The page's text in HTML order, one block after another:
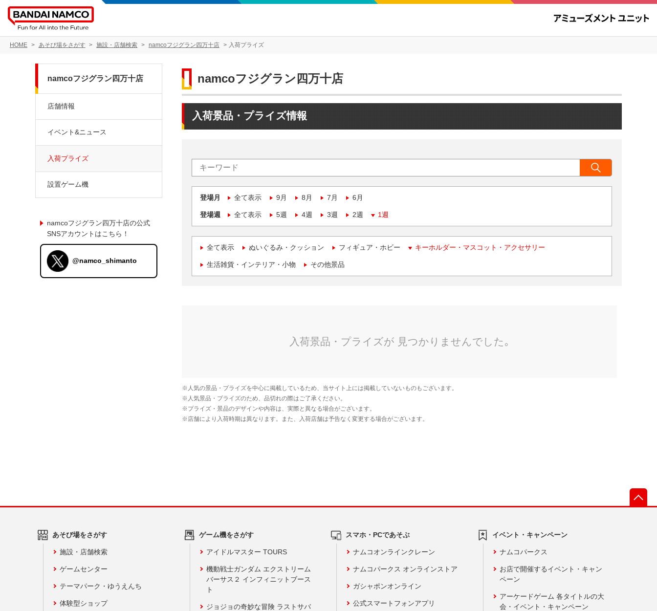
HOME あそび場をさがす 施設・店舗検索 namcoフジグラン四万十店 入荷プライズ
namcoフジグラン四万十店
入荷景品・プライズ情報
登場月 全て表示 9月 8月 7月 6月
登場週 全て表示 5週 4週 3週 2週 1週
全て表示 ぬいぐるみ・クッション フィギュア・ホビー キーホルダー・マスコット・アクセサリー
生活雑貨・インテリア・小物 その他景品
namcoフジグラン四万十店
店舗情報
イベント&ニュース
入荷プライズ
設置ゲーム機
namcoフジグラン四万十店の公式
SNSアカウントはこちら！
@namco_shimanto
あそび場をさがす
施設・店舗検索
ゲームセンター
テーマパーク・ゆうえんち
体験型ショップ
ゲーム機をさがす
アイドルマスター TOURS
機動戦士ガンダム エクストリーム
バーサス２ インフィニットブース
ト
ジョジョの奇妙な冒険 ラストサバ
スマホ・PCであそぶ
ナムコオンラインクレーン
ナムコパークス オンラインストア
ガシャポンオンライン
公式スマートフォンアプリ
イベント・キャンペーン
ナムコパークス
お店で開催するイベント・キャン
ペーン
アーケードゲーム 各タイトルの大
会・イベント・キャンペーン